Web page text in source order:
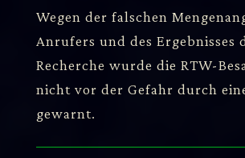
Wegen der falschen
Anrufers und des Ergebnisses
Recherche wurde die RTW-
nicht vor der Gefahr durch
gewarnt.